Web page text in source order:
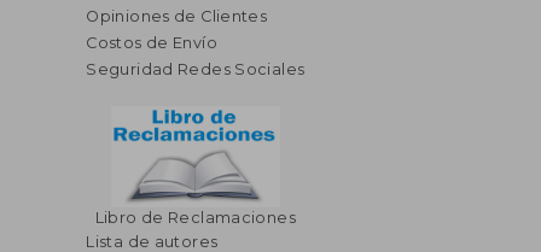
Opiniones de Clientes
Costos de Envío
Seguridad Redes Sociales
Libro de Reclamaciones
Lista de autores